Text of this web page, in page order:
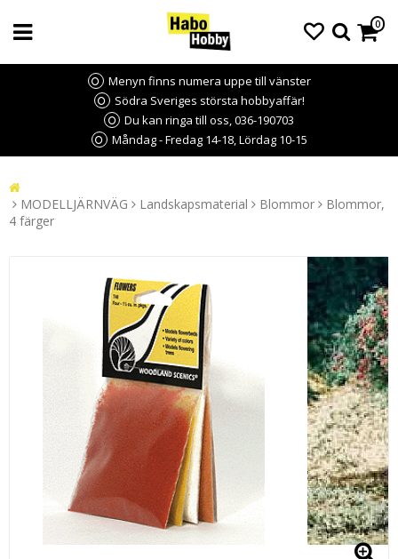
0
Menyn finns numera uppe till vänster
Södra Sveriges största hobbyaffär!
Du kan ringa till oss, 036-190703
Måndag - Fredag 14-18, Lördag 10-15
MODELLJÄRNVÄG Landskapsmaterial Blommor
Blommor,
4 färger